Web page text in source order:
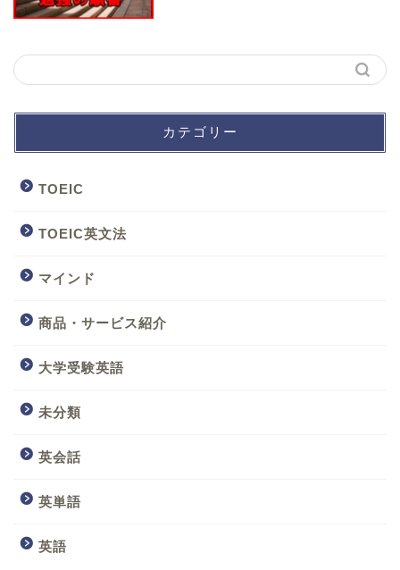
カテゴリー
TOEIC
TOEIC英文法
マインド
商品・サービス紹介
大学受験英語
未分類
英会話
英単語
英語